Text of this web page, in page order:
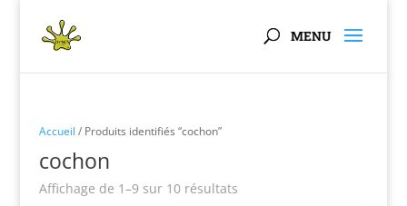
Accueil / Produits identifiés “cochon”
cochon
Affichage de 1–9 sur 10 résultatsTrié